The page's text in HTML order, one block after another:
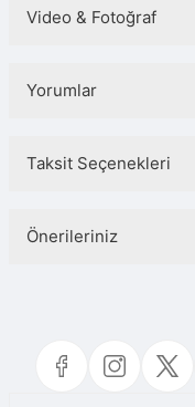
Video & Fotoğraf
Yorumlar
Taksit Seçenekleri
Önerileriniz
Görüş ve önerileriniz için